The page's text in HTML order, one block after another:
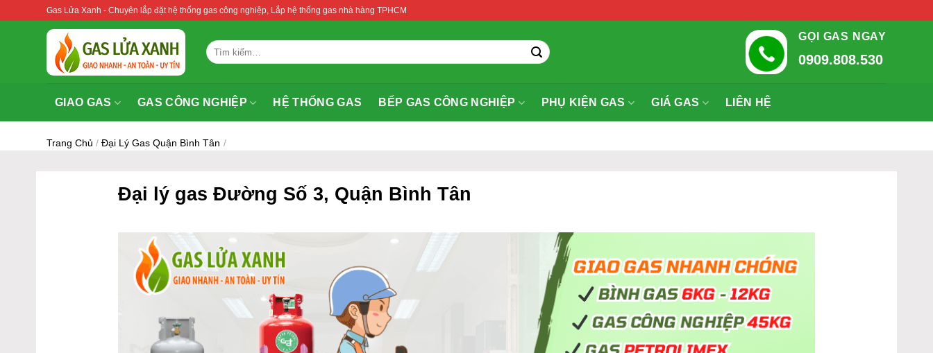
Gas Lửa Xanh - Chuyên lắp đặt hệ thống gas công nghiệp, Lắp hệ thống gas nhà hàng TPHCM
Tìm
kiếm:
GỌI GAS NGAY
0909.808.530
GIAO GAS GAS CÔNG NGHIỆP HỆ THỐNG GAS BẾP GAS CÔNG NGHIỆP PHỤ KIỆN GAS GIÁ GAS LIÊN HỆ
Trang Chủ / Đại Lý Gas Quận Bình Tân /
Đại lý gas Đường Số 3, Quận Bình Tân